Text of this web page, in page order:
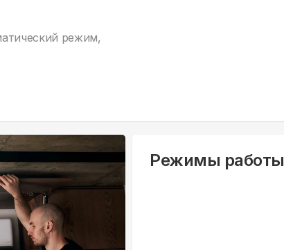
режим,
Режимы работы